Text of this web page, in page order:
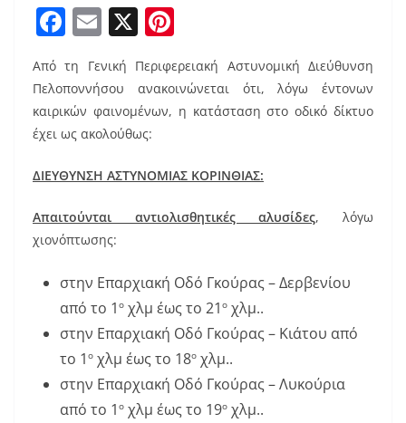
F
c
e
b
o
o
k
E
m
ai
l
X
er
e
Από τη Γενική Περιφερειακή Αστυνομική Διεύθυνση
Πελοποννήσου ανακοινώνεται ότι, λόγω έντονων
καιρικών φαινομένων, η κατάσταση στο οδικό δίκτυο
έχει ως ακολούθως:
ΔΙΕΥΘΥΝΣΗ ΑΣΤΥΝΟΜΙΑΣ ΚΟΡΙΝΘΙΑΣ:
Απαιτούνται αντιολισθητικές αλυσίδες, λόγω
χιονόπτωσης:
στην Επαρχιακή Οδό Γκούρας – Δερβενίου
από το 1 ο χλμ έως το 21 ο χλμ..
στην Επαρχιακή Οδό Γκούρας – Κιάτου από
το 1 ο χλμ έως το 18ο χλμ..
στην Επαρχιακή Οδό Γκούρας – Λυκούρια
από το 1 ο χλμ έως το 19ο χλμ..